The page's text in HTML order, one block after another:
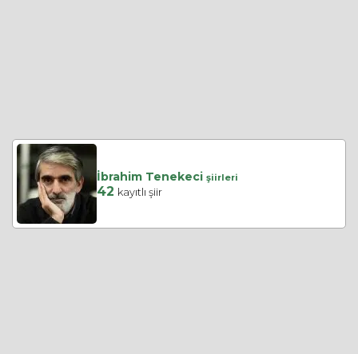
İbrahim Tenekeci şiirleri
42 kayıtlı şiir